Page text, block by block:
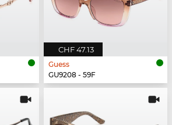
CHF 47.13
Guess
GU9208 - 59F